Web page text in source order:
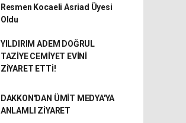
Resmen Kocaeli Asriad Üyesi
Oldu
YILDIRIM ADEM DOĞRUL
TAZİYE CEMİYET EVİNİ
ZİYARET ETTİ!
DAKKON'DAN ÜMİT MEDYA'YA
ANLAMLI ZİYARET